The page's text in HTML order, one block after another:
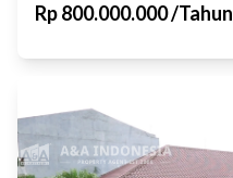
Rp800.000.000/Tahun